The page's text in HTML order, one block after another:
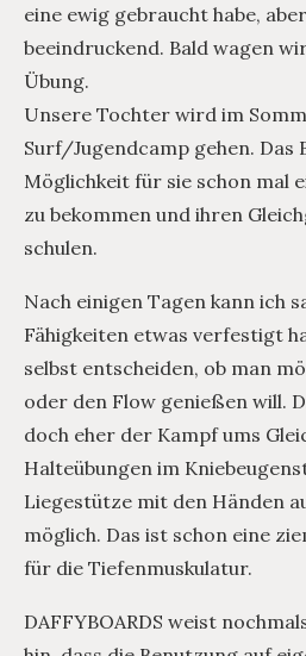
eine ewig gebraucht habe,
beeindruckend. Bald wagen
Übung.
Unsere Tochter wird im
Surf/Jugendcamp gehen. Das
Möglichkeit für sie schon mal
zu bekommen und ihren
schulen.
Nach einigen Tagen kann ich
Fähigkeiten etwas verfestigt
selbst entscheiden, ob man
oder den Flow genießen will.
doch eher der Kampf ums
Halteübungen im
Liegestütze mit den Händen
möglich. Das ist schon eine
für die Tiefenmuskulatur.
DAFFYBOARDS weist